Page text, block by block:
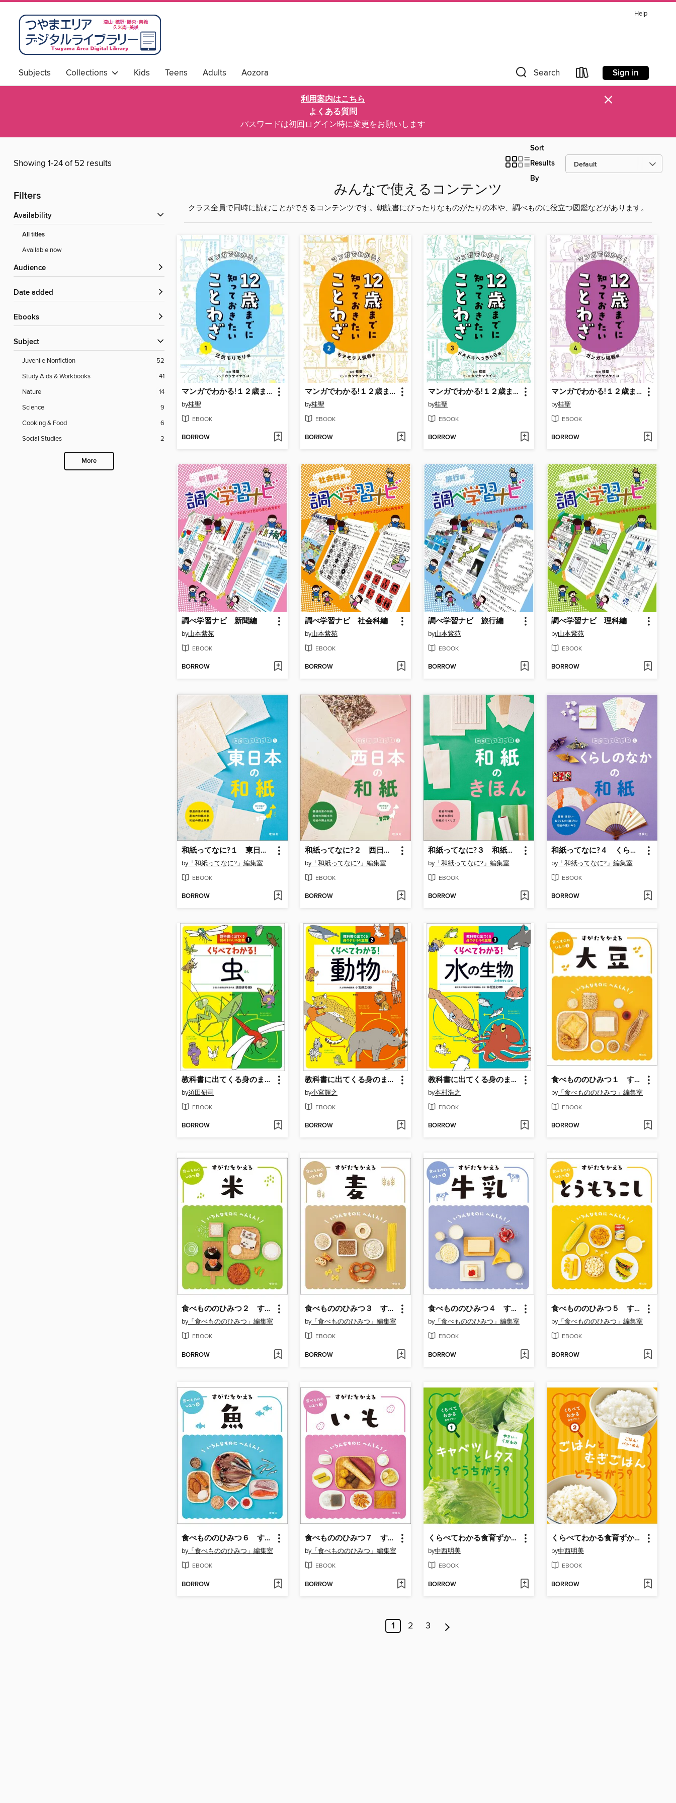
Help
Subjects Collections Kids Teens Adults Aozora Search Sign in
利用案内はこちら
よくある質問
パスワードは初回ログイン時に変更をお願いします
×
Showing 1-24 of 52 results
Sort
Results
By
Filters
Availability
All titles
Available now
Audience
Date added
ebooks
Subject
Juvenile Nonfiction
52
Study Aids & Workbooks
41
Nature
14
Science
9
Cooking & Food
6
Social Studies
2
More
みんなで使えるコンテンツ
クラス全員で同時に読むことができるコンテンツです。朝読書にぴったりなものがたりの本や、調べものに役立つ図鑑などがあります。
マンガでわかる!１２歳までに知っておきたいことわざ１ 元気モリモリ編
by桂聖
EBOOK
BORROW
マンガでわかる!１２歳までに知っておきたいことわざ２ モテモテ人気者編
by桂聖
EBOOK
BORROW
マンガでわかる!１２歳までに知っておきたいことわざ３ ドキドキへっちゃら編
by桂聖
EBOOK
BORROW
マンガでわかる!１２歳までに知っておきたいことわざ４ ガンガン挑戦編
by桂聖
EBOOK
BORROW
調べ学習ナビ 新聞編
by山本紫苑
EBOOK
BORROW
調べ学習ナビ 社会科編
by山本紫苑
EBOOK
BORROW
調べ学習ナビ 旅行編
by山本紫苑
EBOOK
BORROW
調べ学習ナビ 理科編
by山本紫苑
EBOOK
BORROW
和紙ってなに?１ 東日本の和紙
by「和紙ってなに?」編集室
EBOOK
BORROW
和紙ってなに?２ 西日本の和紙
by「和紙ってなに?」編集室
EBOOK
BORROW
和紙ってなに?３ 和紙のきほん
by「和紙ってなに?」編集室
EBOOK
BORROW
和紙ってなに?４ くらしのなかの和紙
by「和紙ってなに?」編集室
EBOOK
BORROW
教科書に出てくる身のまわりの生物１ くらべてわかる!虫
by須田研司
EBOOK
BORROW
教科書に出てくる身のまわりの生物２ くらべてわかる!動物
by小宮輝之
EBOOK
BORROW
教科書に出てくる身のまわりの生物３ くらべてわかる!水の生物
by本村浩之
EBOOK
BORROW
食べもののひみつ１ すがたをかえる大豆
by「食べもののひみつ」編集室
EBOOK
BORROW
食べもののひみつ２ すがたをかえる米
by「食べもののひみつ」編集室
EBOOK
BORROW
食べもののひみつ３ すがたをかえる麦
by「食べもののひみつ」編集室
EBOOK
BORROW
食べもののひみつ４ すがたをかえる牛乳
by「食べもののひみつ」編集室
EBOOK
BORROW
食べもののひみつ５ すがたをかえるとうもろこし
by「食べもののひみつ」編集室
EBOOK
BORROW
食べもののひみつ６ すがたをかえる魚
by「食べもののひみつ」編集室
EBOOK
BORROW
食べもののひみつ７ すがたをかえるいも
by「食べもののひみつ」編集室
EBOOK
BORROW
くらべてわかる食育ずかん１ やさい・くだもの キャベツとレタス どうちがう?
by中西明美
EBOOK
BORROW
くらべてわかる食育ずかん２ ごはん・パン・めん ごはんとむぎごはん どうちがう?
by中西明美
EBOOK
BORROW
1 2 3